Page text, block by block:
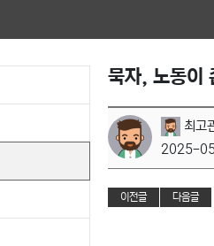
묵자, 노동이
최고
2025-
이전글 다음글